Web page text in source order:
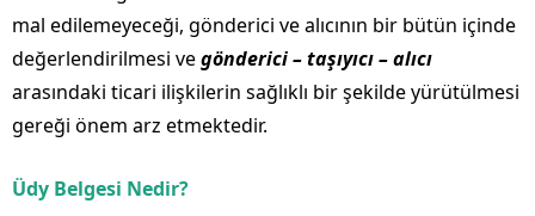
mal edilemeyeceği, gönderici ve alıcının bir bütün içinde
değerlendirilmesi vegönderici – taşıyıcı – alıcı
arasındaki ticari ilişkilerin sağlıklı bir şekilde yürütülmesi
gereği önem arz etmektedir.
Üdy Belgesi Nedir?